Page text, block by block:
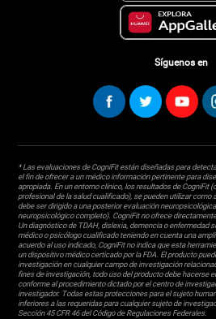
Síguenos en
* Las evaluaciones de CogniFit están diseñadas para
el fin de ofrecer a un médico información pertinente para
apropiada. En un entorno clínico, los resultados de CogniFit
profesional de la salud cualificado), se pueden utilizar como
debe ser dirigido a una posterior evaluación
neuropsicológico completo). CogniFit no ofrece
Un diagnóstico de TDAH, dislexia, demencia o enfermedad
médico o psicólogo cualificado teniendo en cuenta una
acuerdo al uso indicado, CogniFit no indica que esta
un dispositivo médico certicado por la FDA. El producto
investigación en cualquier campo de investigación
fines de investigación, todo uso del producto debe hacerse
conforme al procedimiento dictado por el centro de
investigador. Todas estas protecciones para el sujeto
inferiores a las requeridas para cualquier sujeto de
Sección 45 CFR 46 del Código de Regulaciones Federales.